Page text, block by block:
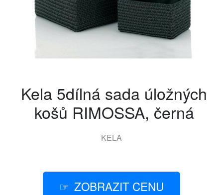
Kela 5dílná sada úložných
košů RIMOSSA, černá
KELA
ZOBRAZIT CENU